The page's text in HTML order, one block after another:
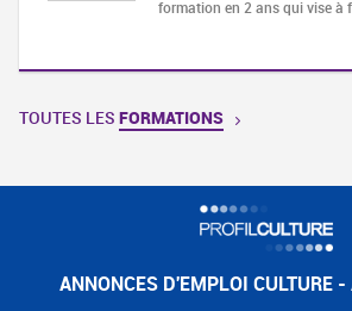
formation en 2 ans qui vise à
TOUTES LES FORMATIONS
ANNONCES D'EMPLOI CULTURE